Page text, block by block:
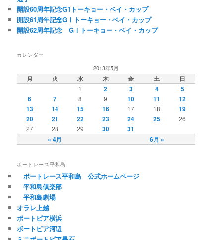
開設60周年記念G1トーキョー・ベイ・カップ
開設61周年記念GⅠトーキョー・ベイ・カップ
開設62周年記念 GⅠトーキョー・ベイ・カップ
カレンダー
2013年5月
月 火 水 木 金 土 日
« 4月 6月 »
1 2 3 4
5
6
7 8 9 10 11
12
13
14 15 16 17 18
19
20
21 22 23 24 25
26
27
28 29 30 31
ボートレース平和島
ボートレース平和島 公式ホームページ
平和島倶楽部
平和島劇場
オラレ上越
ボートピア横浜
ボートピア河辺